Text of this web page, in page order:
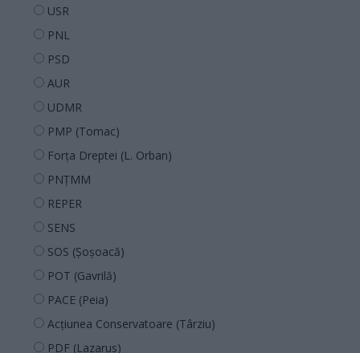
USR
PNL
PSD
AUR
UDMR
PMP (Tomac)
Forța Dreptei (L. Orban)
PNȚMM
REPER
SENS
SOS (Șoșoacă)
POT (Gavrilă)
PACE (Peia)
Acțiunea Conservatoare (Târziu)
PDF (Lazarus)